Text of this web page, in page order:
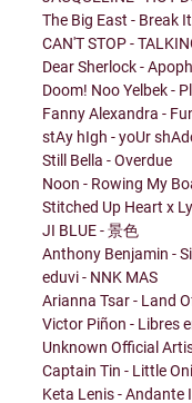
The Big East - Break It
CAN'T STOP -
Dear Sherlock -
Doom! Noo Yelbek -
Fanny Alexandra -
stAy hIgh - yoUr
Still Bella - Overdue
Noon - Rowing My
Stitched Up Heart x
JI BLUE - 景色
Anthony Benjamin -
eduvi - NNK MAS
Arianna Tsar - Land
Victor Piñon - Libres
Unknown Official
Captain Tin - Little
Keta Lenis - Andante